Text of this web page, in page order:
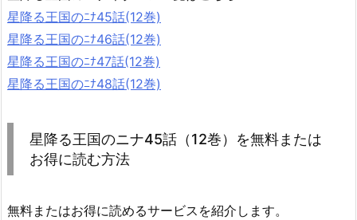
星降る王国のﾆﾅ45話(12巻)
星降る王国のﾆﾅ46話(12巻)
星降る王国のﾆﾅ47話(12巻)
星降る王国のﾆﾅ48話(12巻)
星降る王国のニナ45話（12巻）を無料または
お得に読む方法
無料またはお得に読めるサービスを紹介します。